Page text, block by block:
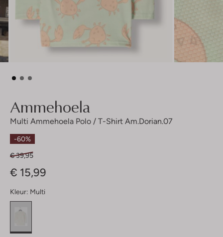
Ammehoela
Multi Ammehoela Polo / T-Shirt Am.dorian.07
-60%
€ 39,95
€ 15,99
Kleur: Multi